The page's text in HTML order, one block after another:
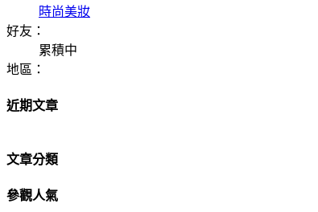
時尚美妝
好友：
累積中
地區：
近期文章
文章分類
參觀人氣